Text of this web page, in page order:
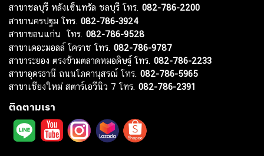
สาขาชลบุรี หลังเซ็นทรัล ชลบุรี โทร. 082-786-2200
สาขานครปฐม โทร. 082-786-3924
สาขาขอนแก่น โทร. 082-786-9528
สาขาเดอะมอลล์ โคราช โทร. 082-786-9787
สาขาระยอง ตรงข้ามตลาดหมอดิษฐ์ โทร. 082-786-2233
สาขาอุดรธานี ถนนโภคานุสรณ์ โทร. 082-786-5965
สาขาเชียงใหม่ สตาร์เอวีนิว 7 โทร. 082-786-2391
ติดตามเรา